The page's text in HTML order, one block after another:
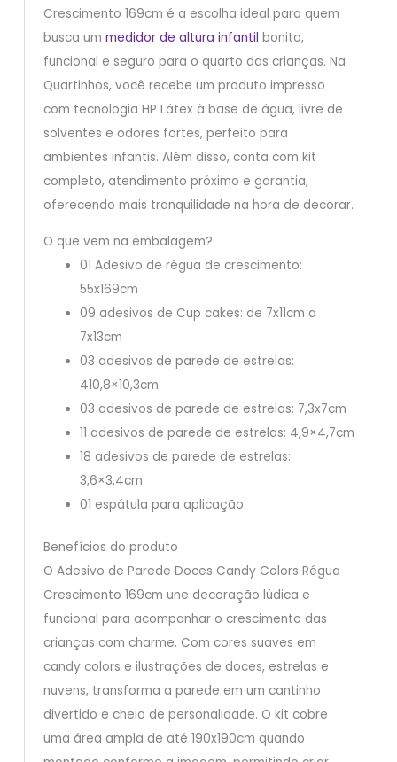
Crescimento 169cm é a escolha ideal para quem
busca um medidor de altura infantil bonito,
funcional e seguro para o quarto das crianças. Na
Quartinhos, você recebe um produto impresso
com tecnologia HP Látex à base de água, livre de
solventes e odores fortes, perfeito para
ambientes infantis. Além disso, conta com kit
completo, atendimento próximo e garantia,
oferecendo mais tranquilidade na hora de decorar.
O que vem na embalagem?
01 Adesivo de régua de crescimento:
55x169cm
09 adesivos de Cup cakes: de 7x11cm a
7x13cm
03 adesivos de parede de estrelas:
410,8×10,3cm
03 adesivos de parede de estrelas: 7,3x7cm
11 adesivos de parede de estrelas: 4,9×4,7cm
18 adesivos de parede de estrelas:
3,6×3,4cm
01 espátula para aplicação
Benefícios do produto
O Adesivo de Parede Doces Candy Colors Régua
Crescimento 169cm une decoração lúdica e
funcional para acompanhar o crescimento das
crianças com charme. Com cores suaves em
candy colors e ilustrações de doces, estrelas e
nuvens, transforma a parede em um cantinho
divertido e cheio de personalidade. O kit cobre
uma área ampla de até 190x190cm quando